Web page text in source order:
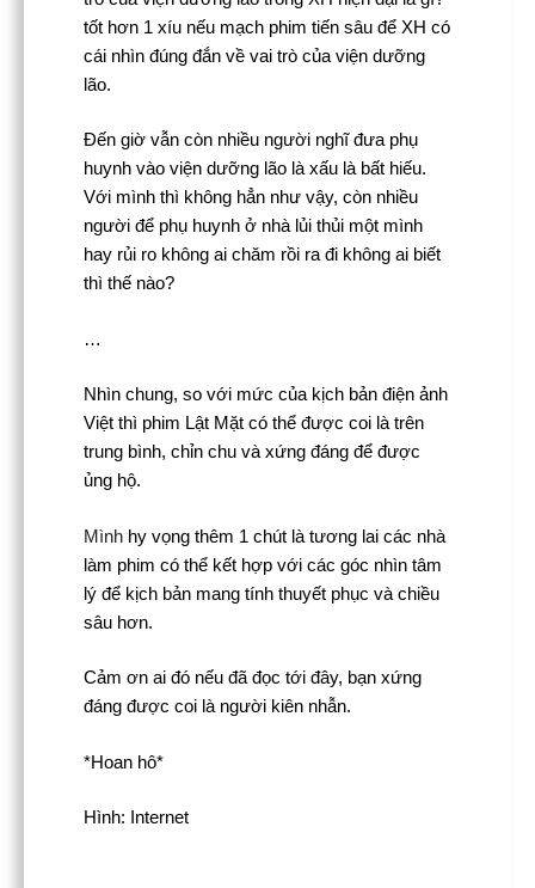
tốt hơn 1 xíu nếu mạch phim tiến sâu để XH có
cái nhìn đúng đắn về vai trò của viện dưỡng
lão.
Đến giờ vẫn còn nhiều người nghĩ đưa phụ
huynh vào viện dưỡng lão là xấu là bất hiếu.
Với mình thì không hẳn như vậy, còn nhiều
người để phụ huynh ở nhà lủi thủi một mình
hay rủi ro không ai chăm rồi ra đi không ai biết
thì thế nào?
…
Nhìn chung, so với mức của kịch bản điện ảnh
Việt thì phim Lật Mặt có thể được coi là trên
trung bình, chỉn chu và xứng đáng để được
ủng hộ.
Mình hy vọng thêm 1 chút là tương lai các nhà
làm phim có thể kết hợp với các góc nhìn tâm
lý để kịch bản mang tính thuyết phục và chiều
sâu hơn.
Cảm ơn ai đó nếu đã đọc tới đây, bạn xứng
đáng được coi là người kiên nhẫn.
*Hoan hô*
Hình: Internet